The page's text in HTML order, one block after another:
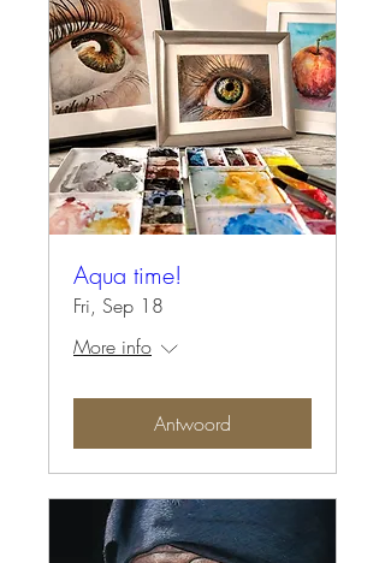
Aqua time!
Fri, Sep 18
More info
Antwoord